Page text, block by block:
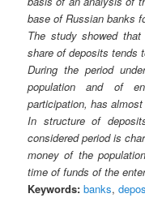
base of Russian banks
The study showed
share of deposits tends
During the period
population and of
participation, has
In structure of
considered period is
money of the
time of funds of the
Keywords: banks,